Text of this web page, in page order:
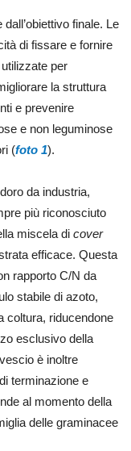
finale. Le
di fissare e fornire
per
la struttura
e prevenire
e non leguminose
(foto 1).
da industria,
più riconosciuto
miscela di cover
efficace. Questa
rapporto C/N da
stabile di azoto,
coltura, riducendone
esclusivo della
è inoltre
terminazione e
al momento della
delle graminacee